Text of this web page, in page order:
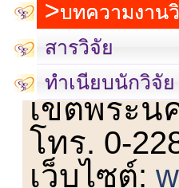
บทความงาน
สารวิจัย
ทำเนียบนักวิจัย
เลขที่ 23
เขตพระน
โทร. 0-
เว็บไซต์: